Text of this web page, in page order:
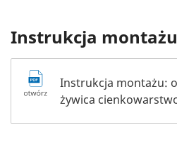
Instrukcja montażu
Instrukcja montażu:
żywica